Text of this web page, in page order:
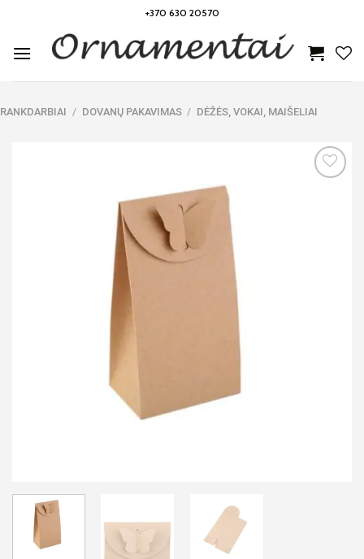
content
+370 630 20570
RANKDARBIAI / DOVANŲ PAKAVIMAS / DĖŽĖS, VOKAI, MAIŠELIAI